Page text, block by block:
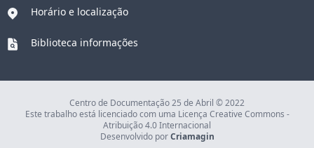
Horário e localização
Biblioteca informações
Centro de Documentação 25 de Abril © 2022
Este trabalho está licenciado com uma Licença Creative Commons -
Atribuição 4.0 Internacional
Desenvolvido por Criamagin